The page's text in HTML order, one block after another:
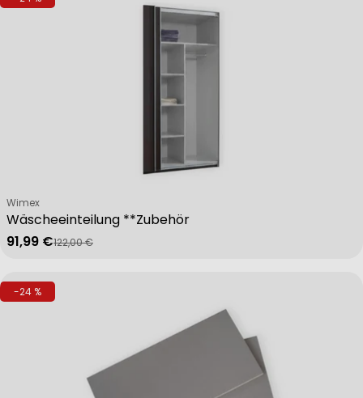
Wäscheeinteilung **Zubehör
Verkäufer:
Wimex
Verkaufspreis
91,99 €
Regulärer Preis
122,00 €
-24 %